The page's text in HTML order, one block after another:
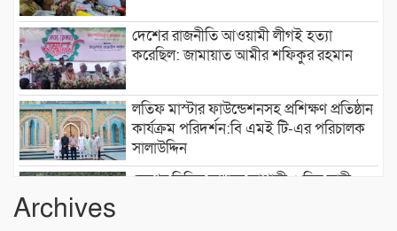
দেশের রাজনীতি আওয়ামী লীগই হত্যা
করেছিল: জামায়াত আমীর শফিকুর রহমান
লতিফ মাস্টার ফাউন্ডেশনসহ প্রশিক্ষণ প্রতিষ্ঠান
কার্যক্রম পরিদর্শন:বি এমই টি-এর পরিচালক
সালাউদ্দিন
দেশের বিভিন্ন অঞ্চলে আগামী ৫ দিন ভারী
Archives